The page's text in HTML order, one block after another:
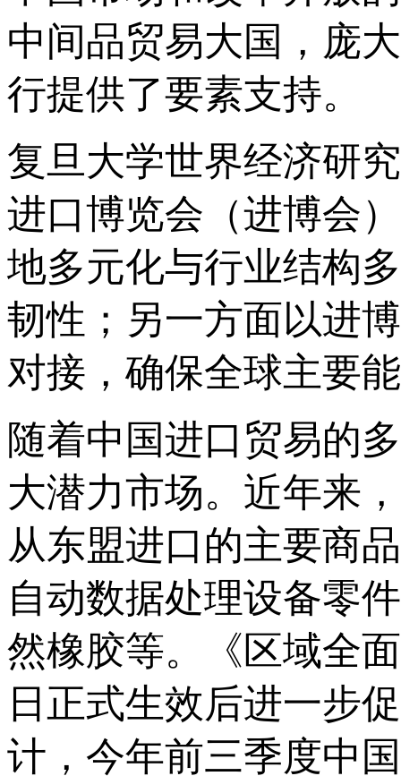
中间品贸易大国，庞
行提供了要素支持。
复旦大学世界经济研
进口博览会（进博会
地多元化与行业结构
韧性；另一方面以进
对接，确保全球主要
随着中国进口贸易的
大潜力市场。近年来
从东盟进口的主要商
自动数据处理设备零
然橡胶等。《区域全
日正式生效后进一步
计，今年前三季度中